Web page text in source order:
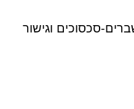
סכסוכים וגישור